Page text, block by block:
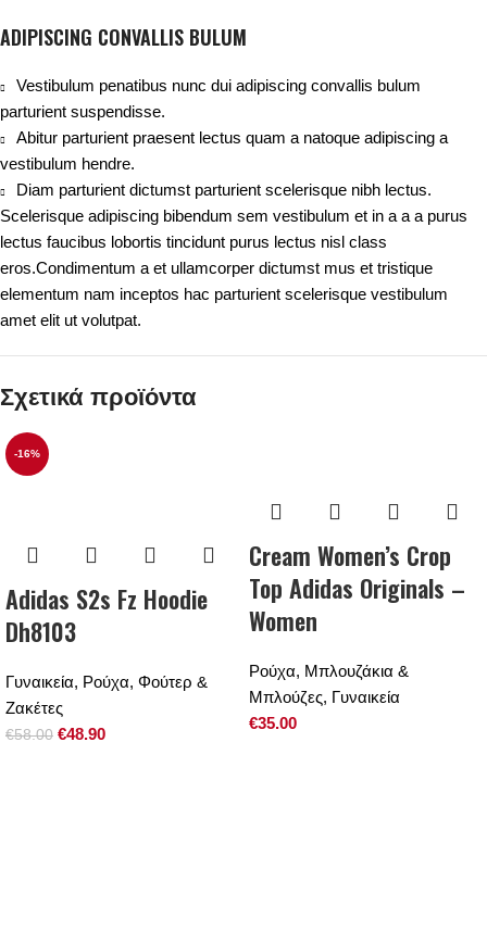
ADIPISCING CONVALLIS BULUM
Vestibulum penatibus nunc dui adipiscing convallis bulum
parturient suspendisse.
Abitur parturient praesent lectus quam a natoque adipiscing a
vestibulum hendre.
Diam parturient dictumst parturient scelerisque nibh lectus.
Scelerisque adipiscing bibendum sem vestibulum et in a a a purus
lectus faucibus lobortis tincidunt purus lectus nisl class
eros.Condimentum a et ullamcorper dictumst mus et tristique
elementum nam inceptos hac parturient scelerisque vestibulum
amet elit ut volutpat.
Σχετικά προϊόντα
-16%
Adidas S2s Fz Hoodie
Dh8103
Γυναικεία, Ρούχα, Φούτερ &
Ζακέτες
€58.00 €48.90
Cream Women’s Crop
Top Adidas Originals –
Women
Ρούχα, Μπλουζάκια &
Μπλούζες, Γυναικεία
€35.00